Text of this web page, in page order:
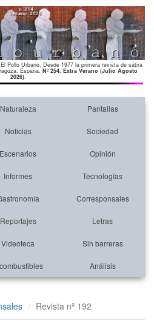
Pollo Urbano. Desde 1977 la primera revista de sátira
España. Nº 254. Extra Verano (Julio Agosto
2026).
Naturaleza Pantallas
Noticias Sociedad
Escenarios Opinión
Informes Tecnologías
Corresponsales
Reportajes Letras
Videoteca Sin barreras
Análisis
Revista nº 192